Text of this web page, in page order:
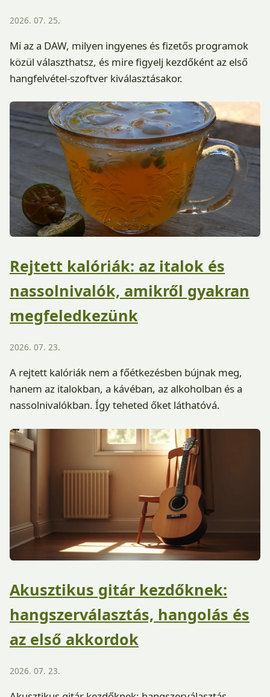
2026. 07. 25.
Mi az a DAW, milyen ingyenes és fizetős programok
közül választhatsz, és mire figyelj kezdőként az első
hangfelvétel-szoftver kiválasztásakor.
Rejtett kalóriák: az italok és
nassolnivalók, amikről gyakran
megfeledkezünk
2026. 07. 23.
A rejtett kalóriák nem a főétkezésben bújnak meg,
hanem az italokban, a kávéban, az alkoholban és a
nassolnivalókban. Így teheted őket láthatóvá.
Akusztikus gitár kezdőknek:
hangszerválasztás, hangolás és
az első akkordok
2026. 07. 23.